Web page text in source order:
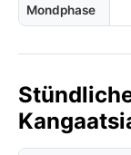
Mondphase